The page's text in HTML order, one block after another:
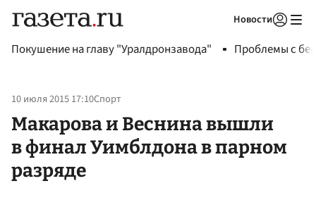
Новости
Покушение на главу "Уралдронзавода" Проблемы с
10 июля 2015 17:10Спорт
Макарова и Веснина вышли
в финал Уимблдона в парном
разряде